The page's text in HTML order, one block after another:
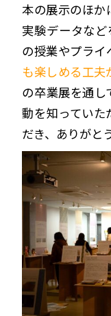
本の展示のほか
実験データな
の授業やプライ
も楽しめる工
の卒業展を通し
動を知っていた
だき、ありがと